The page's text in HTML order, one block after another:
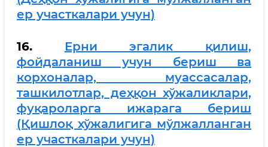
ер участкалари учун)
16. Ерни эгалик қилиш,
фойдаланиш учун бериш ва
корхоналар, муассасалар,
ташкилотлар, деҳқон хўжаликлари,
фуқароларга ижарага бериш
(Қишлоқ хўжалигига мўлжалланган
ер участкалари учун)